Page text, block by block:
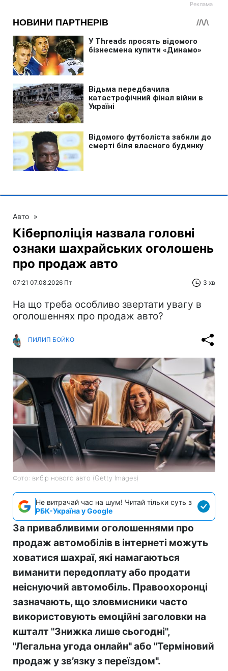
Авто »
Кіберполіція назвала головні
ознаки шахрайських оголошень
про продаж авто
07:21 07.08.2026 Пт 3 хв
На що треба особливо звертати увагу в
оголошеннях про продаж авто?
ПИЛИП БОЙКО
Фото: вибір нового авто (Getty Images)
Не витрачай час на шум! Читай тільки суть з
РБК-Україна у Google
За привабливими оголошеннями про
продаж автомобілів в інтернеті можуть
ховатися шахраї, які намагаються
виманити передоплату або продати
неіснуючий автомобіль. Правоохоронці
зазначають, що зловмисники часто
використовують емоційні заголовки на
кшталт "Знижка лише сьогодні",
"Легальна угода онлайн" або "Терміновий
продаж у зв’язку з переїздом".